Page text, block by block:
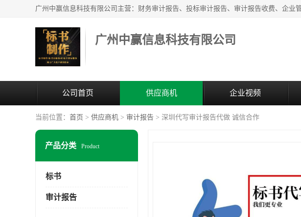
广州中赢信息科技有限公司
公司首页 供应商机 企业视频
当前位置： 首页 > 供应商机 > 审计报告 > 深圳代写审计报告代做 诚信合作
产品分类 Product
标书
审计报告